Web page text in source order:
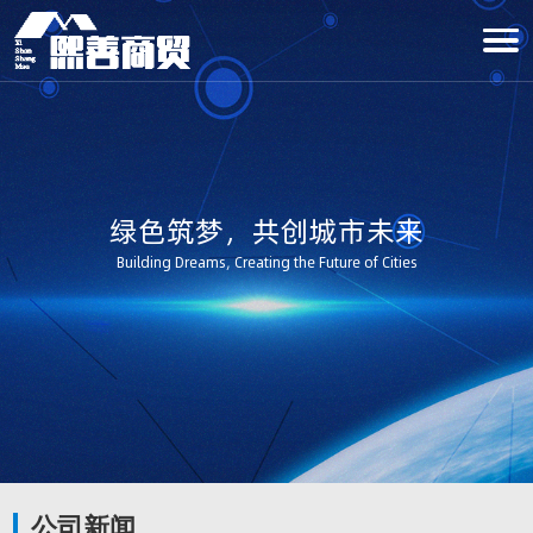
绿色筑梦，共创城市未来
Building Dreams, Creating the Future of Cities